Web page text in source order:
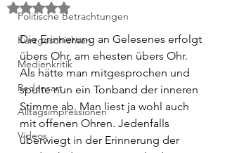
Politische Betrachtungen
Kurzgeschichten
Medienkritik
Redensart
Alltagsimpressionen
Videos
Mit NaN von 5 Sternen bewertet.
Die Erinnerung an Gelesenes erfolgt
übers Ohr, am ehesten übers Ohr.
Als hätte man mitgesprochen und
spulte nun ein Tonband der inneren
Stimme ab. Man liest ja wohl auch
mit offenen Ohren. Jedenfalls
überwiegt in der Erinnerung der